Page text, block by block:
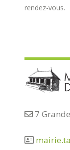
rendez-vous.
7